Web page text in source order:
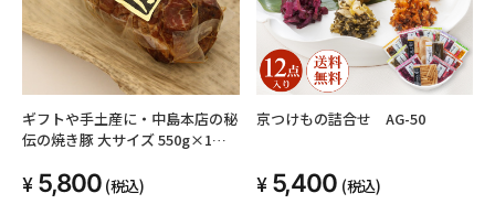
ギフトや手土産に・中島本店の秘
伝の焼き豚 大サイズ 550g×1本
ます）
5,800 (税込)
京つけもの詰合せ AG-50
5,400 (税込)